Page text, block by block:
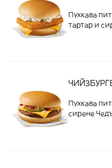
Пухкава
тартар и
Пухкава
сирене